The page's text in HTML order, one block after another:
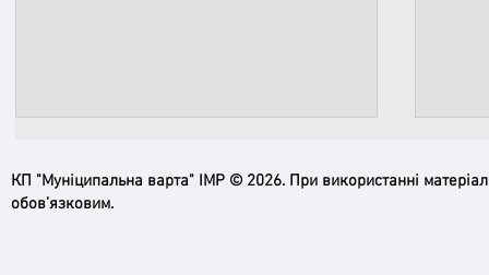
КП "Муніципальна варта" ІМР © 2026. При використанні
обов’язковим.